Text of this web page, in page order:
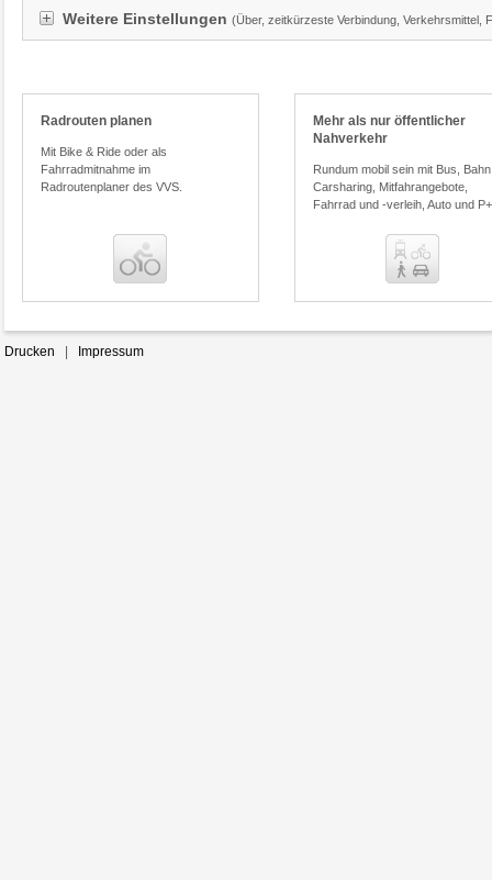
Preisvergleich
Weitere Einstellungen(Über, zeitkürzeste Verbindung, Verkehrsmittel,
Radrouten planen
Mit Bike & Ride oder als
Fahrradmitnahme im
Radroutenplaner des VVS.
Mehr als nur öffentlicher
Nahverkehr
Rundum mobil sein mit Bus,
Carsharing, Mitfahrangebote,
Fahrrad und -verleih, Auto und
Homepage und Desktop mit
unserer Auskunft verlinken
Drucken Impressum